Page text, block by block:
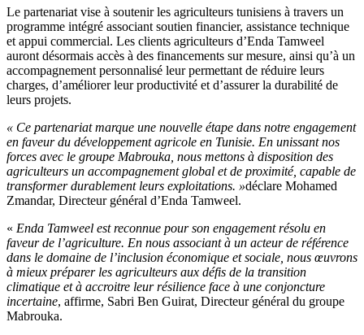
Le partenariat vise à soutenir les agriculteurs tunisiens à travers un
programme intégré associant soutien financier, assistance technique
et appui commercial. Les clients agriculteurs d’Enda Tamweel
auront désormais accès à des financements sur mesure, ainsi qu’à un
accompagnement personnalisé leur permettant de réduire leurs
charges, d’améliorer leur productivité et d’assurer la durabilité de
leurs projets.
« Ce partenariat marque une nouvelle étape dans notre engagement
en faveur du développement agricole en Tunisie. En unissant nos
forces avec le groupe Mabrouka, nous mettons à disposition des
agriculteurs un accompagnement global et de proximité, capable de
transformer durablement leurs exploitations. »déclare Mohamed
Zmandar, Directeur général d’Enda Tamweel.
« Enda Tamweel est reconnue pour son engagement résolu en
faveur de l’agriculture. En nous associant à un acteur de référence
dans le domaine de l’inclusion économique et sociale, nous œuvrons
à mieux préparer les agriculteurs aux défis de la transition
climatique et à accroitre leur résilience face à une conjoncture
incertaine, affirme, Sabri Ben Guirat, Directeur général du groupe
Mabrouka.